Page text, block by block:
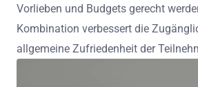
Vorlieben und Budgets gerecht
Kombination verbessert die
allgemeine Zufriedenheit der